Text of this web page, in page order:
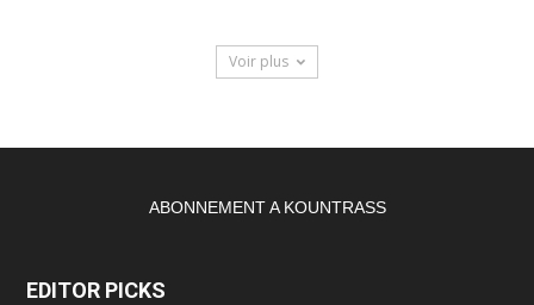
Voir plus
ABONNEMENT A KOUNTRASS
EDITOR PICKS